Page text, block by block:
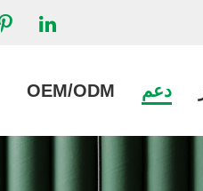
OEM/ODM دعم